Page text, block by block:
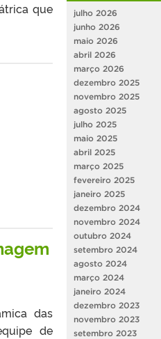
que
das
de
julho 2026
junho 2026
maio 2026
abril 2026
março 2026
dezembro 2025
novembro 2025
agosto 2025
julho 2025
maio 2025
abril 2025
março 2025
fevereiro 2025
janeiro 2025
dezembro 2024
novembro 2024
outubro 2024
setembro 2024
agosto 2024
março 2024
janeiro 2024
dezembro 2023
novembro 2023
setembro 2023